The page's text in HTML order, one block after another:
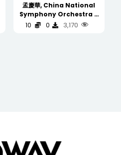
孟慶華, China National
Symphony Orchestra –
粉墨是夢 Dream Of An
10 0 3,170